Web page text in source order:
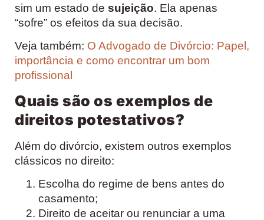
sim um estado de sujeição. Ela apenas
“sofre” os efeitos da sua decisão.
Veja também: O Advogado de Divórcio: Papel,
importância e como encontrar um bom
profissional
Quais são os exemplos de
direitos potestativos?
Além do divórcio, existem outros exemplos
clássicos no direito:
Escolha do regime de bens antes do
casamento;
Direito de aceitar ou renunciar a uma